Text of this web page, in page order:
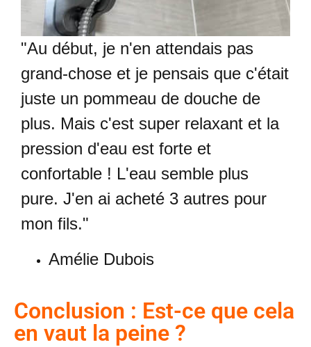
"Au début, je n'en attendais pas
grand-chose et je pensais que c'était
juste un pommeau de douche de
plus. Mais c'est super relaxant et la
pression d'eau est forte et
confortable ! L'eau semble plus
pure. J'en ai acheté 3 autres pour
mon fils."
Amélie Dubois
Conclusion : Est-ce que cela
en vaut la peine ?